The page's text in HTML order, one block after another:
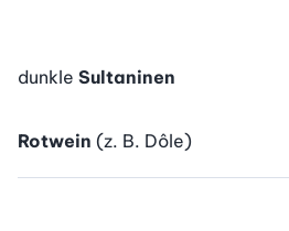
dunkle Sultaninen
Rotwein (z. B. Dôle)